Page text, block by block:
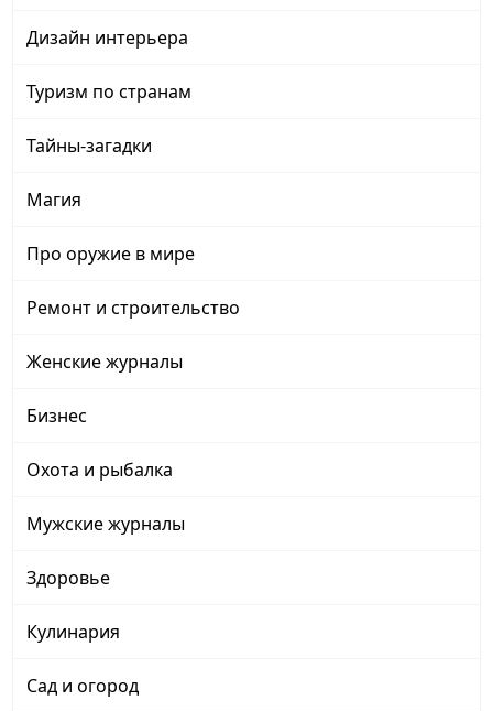
Дизайн интерьера
Туризм по странам
Тайны-загадки
Магия
Про оружие в мире
Ремонт и строительство
Женские журналы
Бизнес
Охота и рыбалка
Мужские журналы
Здоровье
Кулинария
Сад и огород